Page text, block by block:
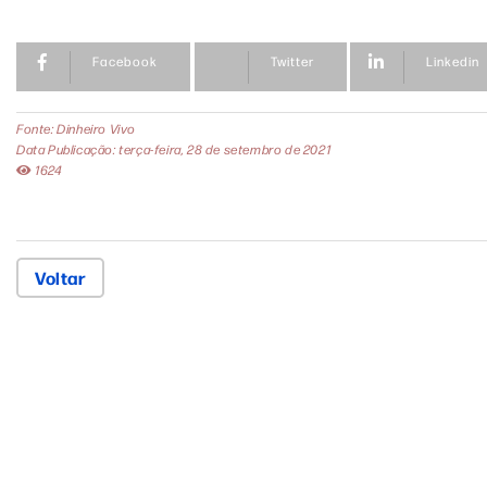
Facebook Twitter Linkedin
Fonte: Dinheiro Vivo
Data Publicação: terça-feira, 28 de setembro de 2021
1624
Voltar